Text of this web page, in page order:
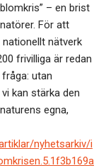
– en brist
För att
nationellt nätverk
frivilliga är redan
utan
kan stärka den
egna,
nyhetsarkiv/i